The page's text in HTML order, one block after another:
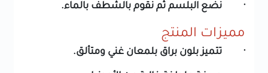
· نضع البلسم ثم نقوم بالشطف بالماء.
مميزات المنتج
· تتميز بلون براق بلمعان غني ومتألق.